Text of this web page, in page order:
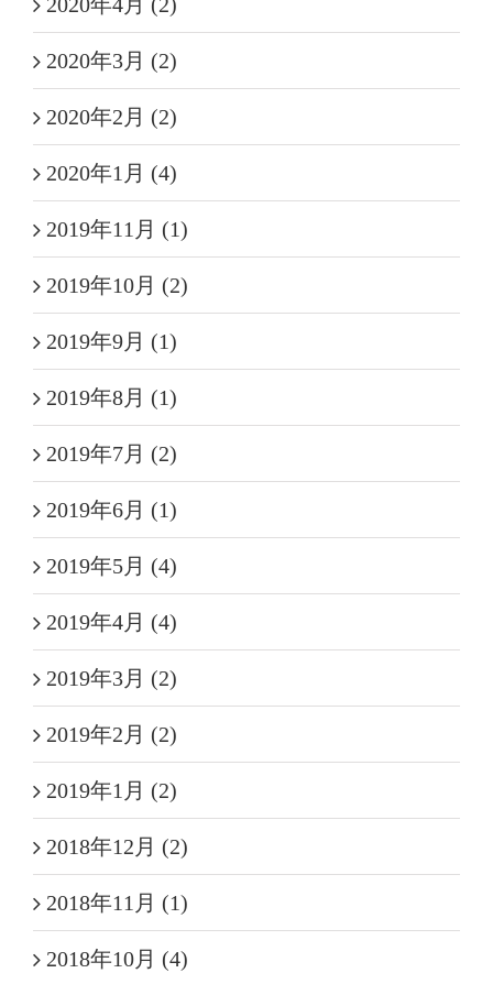
2020年3月 (2)
2020年2月 (2)
2020年1月 (4)
2019年11月 (1)
2019年10月 (2)
2019年9月 (1)
2019年8月 (1)
2019年7月 (2)
2019年6月 (1)
2019年5月 (4)
2019年4月 (4)
2019年3月 (2)
2019年2月 (2)
2019年1月 (2)
2018年12月 (2)
2018年11月 (1)
2018年10月 (4)